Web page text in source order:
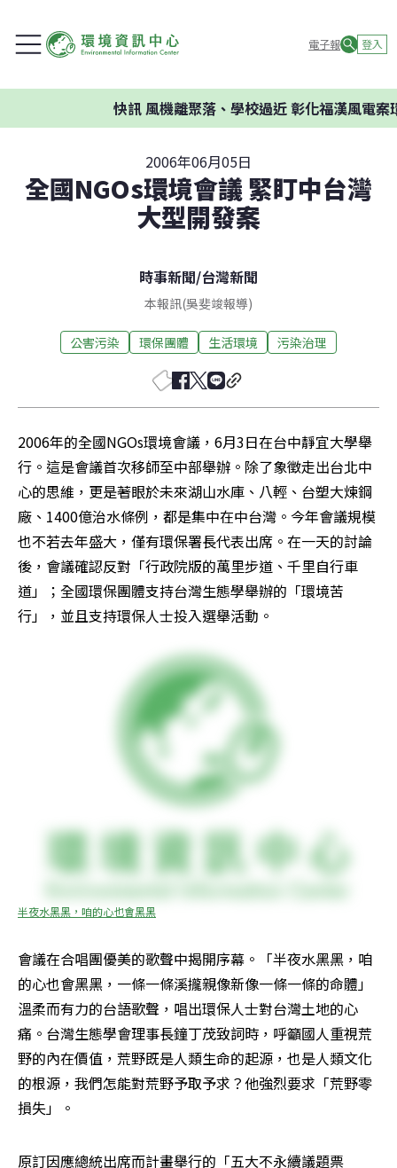
電子報 登入
快訊風機離聚落、學校過近 彰化福漢風電案環
2006年06月05日
全國NGOs環境會議 緊盯中台灣
大型開發案
時事新聞/台灣新聞
本報訊(吳斐竣報導)
公害污染 環保團體 生活環境 污染治理
2006年的全國NGOs環境會議，6月3日在台中靜宜大學舉
行。這是會議首次移師至中部舉辦。除了象徵走出台北中
心的思維，更是著眼於未來湖山水庫、八輕、台塑大煉鋼
廠、1400億治水條例，都是集中在中台灣。今年會議規模
也不若去年盛大，僅有環保署長代表出席。在一天的討論
後，會議確認反對「行政院版的萬里步道、千里自行車
道」；全國環保團體支持台灣生態學舉辦的「環境苦
行」，並且支持環保人士投入選舉活動。
半夜水黑黑，咱的心也會黑黑
會議在合唱團優美的歌聲中揭開序幕。「半夜水黑黑，咱
的心也會黑黑，一條一條溪攏親像新像一條一條的命體」
溫柔而有力的台語歌聲，唱出環保人士對台灣土地的心
痛。台灣生態學會理事長鐘丁茂致詞時，呼籲國人重視荒
野的內在價值，荒野既是人類生命的起源，也是人類文化
的根源，我們怎能對荒野予取予求？他強烈要求「荒野零
損失」。
原訂因應總統出席而計畫舉行的「五大不永續議題票